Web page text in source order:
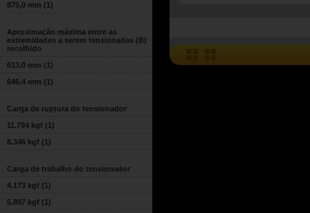
875,0 mm (1)
Aproximação máxima entre as
extremidades a serem tensionadas (B)
recolhido
613,0 mm (1)
646,4 mm (1)
Carga de ruptura do tensionador
11.794 kgf (1)
8.346 kgf (1)
Carga de trabalho do tensionador
4.173 kgf (1)
5.897 kgf (1)